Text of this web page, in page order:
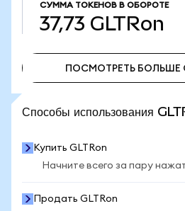
СУММА ТОКЕНОВ В ОБОРОТЕ
37,73 GLTRon
ПОСМОТРЕТЬ БОЛЬШЕ
Способы использования
Купить GLTRon
Начните всего за пару
Продать GLTRon